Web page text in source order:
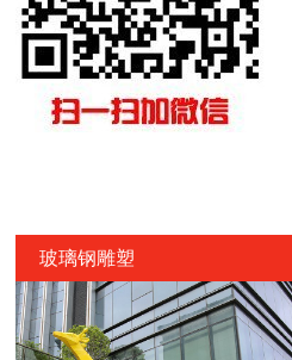
玻璃钢雕塑